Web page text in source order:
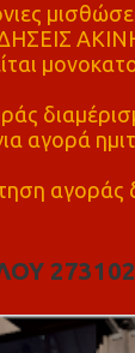
αγορά
αγοράς